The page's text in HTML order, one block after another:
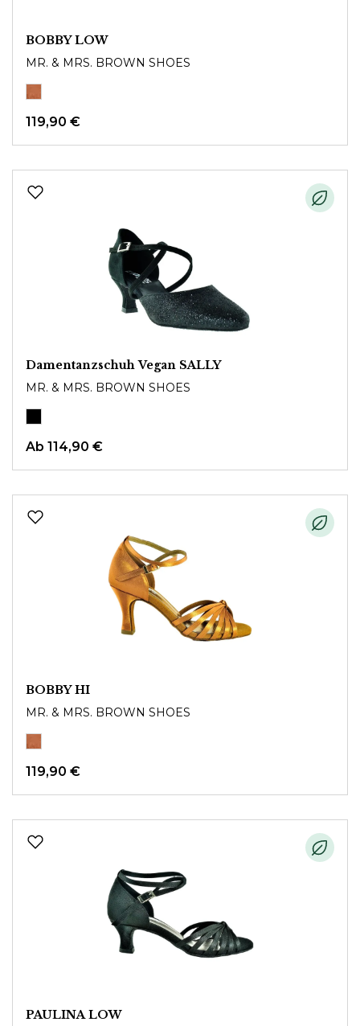
BOBBY LOW
MR. & MRS. BROWN SHOES
119,90 €
Damentanzschuh Vegan SALLY
MR. & MRS. BROWN SHOES
Ab 114,90 €
BOBBY HI
MR. & MRS. BROWN SHOES
119,90 €
PAULINA LOW